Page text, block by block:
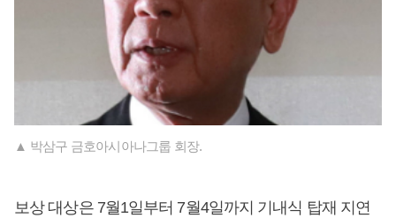
▲ 박삼구 금호아시아나그룹 회장.
보상 대상은 7월1일부터 7월4일까지 기내식 탑재 지연